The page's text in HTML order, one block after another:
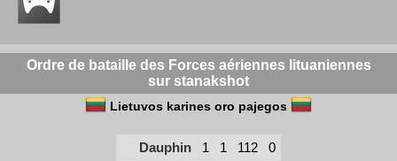
Ordre de bataille des Forces aériennes lituaniennes
sur stanakshot
Lietuvos karines oro pajegos
Dauphin 1 1 112
0